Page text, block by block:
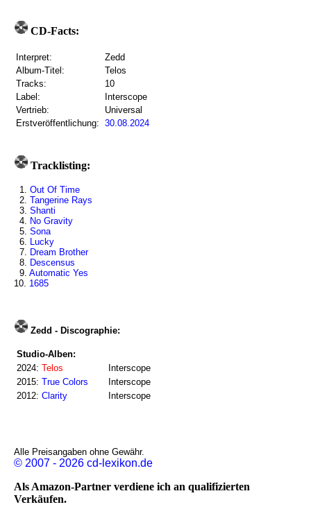
CD-Facts:
Interpret:
Zedd
Album-Titel:
Telos
Tracks:
10
Label:
Interscope
Vertrieb:
Universal
Erstveröffentlichung: 30.08.2024
Tracklisting:
1. Out Of Time
2. Tangerine Rays
3. Shanti
4. No Gravity
5. Sona
6. Lucky
7. Dream Brother
8. Descensus
9. Automatic Yes
10. 1685
Zedd - Discographie:
Studio-Alben:
2024: Telos
Interscope
2015: True Colors
Interscope
2012: Clarity Interscope
Alle Preisangaben ohne Gewähr.
© 2007 - 2026 cd-lexikon.de
Als Amazon-Partner verdiene ich an qualifizierten
Verkäufen.